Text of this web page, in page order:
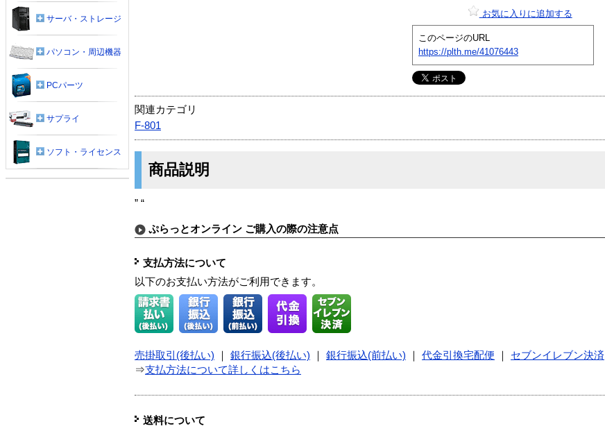
お気に入りに追加する
このページのURL
https://plth.me/41076443
関連カテゴリ
F-801
商品説明
” “
ぷらっとオンライン ご購入の際の注意点
支払方法について
以下のお支払い方法がご利用できます。
売掛取引(後払い) 銀行振込(後払い) 銀行振込(前払い) 代金引換宅配便
セブンイレブン決済
⇒支払方法について詳しくはこちら
送料について
サーバ・ストレージ
パソコン・周辺機器
PCパーツ
サプライ
ソフト・ライセンス